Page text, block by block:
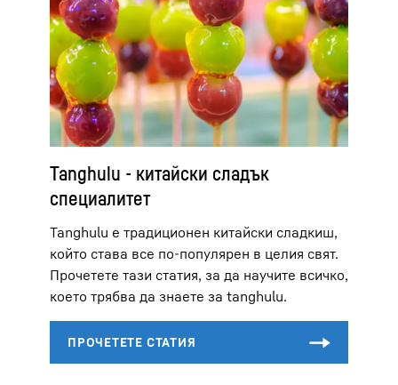
Tanghulu - китайски сладък
специалитет
Tanghulu е традиционен китайски сладкиш,
който става все по-популярен в целия свят.
Прочетете тази статия, за да научите всичко,
което трябва да знаете за tanghulu.